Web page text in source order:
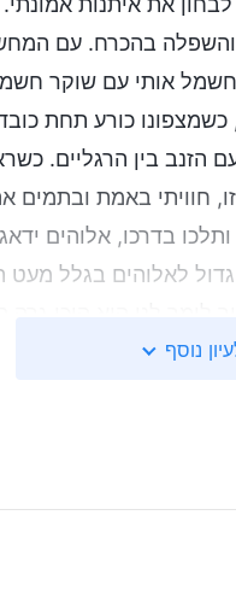
והשפלה בהכרח. עם
אותי עם שוקר
כורע תחת
הזנב בין הרגליים.
חוויתי באמת
בדרכו, אלוהים
לאלוהים בגלל
דבר הוא התעצבן, אחז
לי פעמיים בעוצמה
לכן.
נוסף